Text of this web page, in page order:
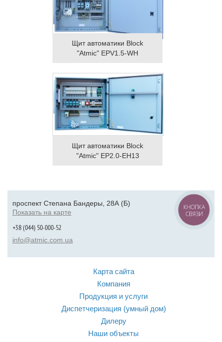
Щит автоматики Block
"Atmic" EPV1.5-WH
Щит автоматики Block
"Atmic" EP2.0-EH13
проспект Степана Бандеры, 28А (Б)
Показать на карте
+38 (044) 50-000-52
info@atmic.com.ua
Карта сайта
Компания
Продукция и услуги
Диспетчеризация (умный дом)
Дилеру
Наши объекты
КНОПКА
СВЯЗИ